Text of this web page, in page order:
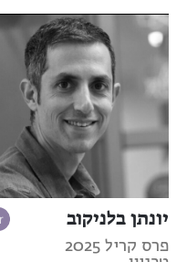
יונתן בלניקוב
פרס קריל 2025